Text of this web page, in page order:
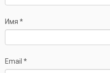
Имя *
Email *